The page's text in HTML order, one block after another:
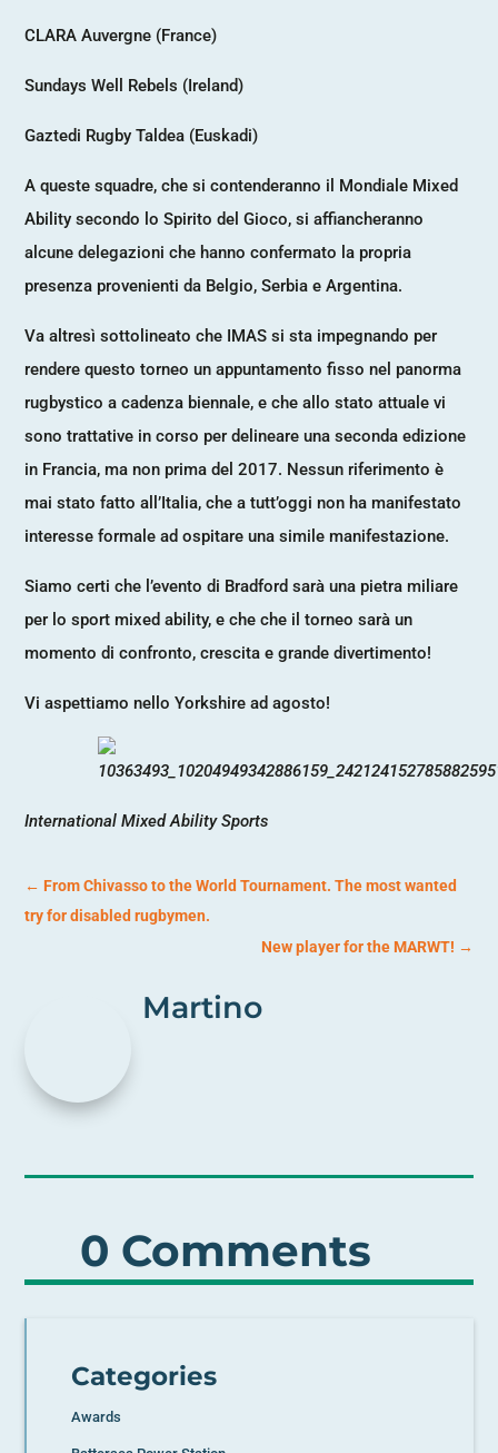
CLARA Auvergne (France)
Sundays Well Rebels (Ireland)
Gaztedi Rugby Taldea (Euskadi)
A queste squadre, che si contenderanno il Mondiale Mixed
Ability secondo lo Spirito del Gioco, si affiancheranno
alcune delegazioni che hanno confermato la propria
presenza provenienti da Belgio, Serbia e Argentina.
Va altresì sottolineato che IMAS si sta impegnando per
rendere questo torneo un appuntamento fisso nel panorma
rugbystico a cadenza biennale, e che allo stato attuale vi
sono trattative in corso per delineare una seconda edizione
in Francia, ma non prima del 2017. Nessun riferimento è
mai stato fatto all’Italia, che a tutt’oggi non ha manifestato
interesse formale ad ospitare una simile manifestazione.
Siamo certi che l’evento di Bradford sarà una pietra miliare
per lo sport mixed ability, e che che il torneo sarà un
momento di confronto, crescita e grande divertimento!
Vi aspettiamo nello Yorkshire ad agosto!
International Mixed Ability Sports
←From Chivasso to the World Tournament. The most wanted
try for disabled rugbymen.
New player for the MARWT! →
Martino
0 Comments
Categories
Awards